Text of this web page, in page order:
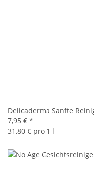
Delicaderma Sanfte
7,95 € *
31,80 € pro 1 l